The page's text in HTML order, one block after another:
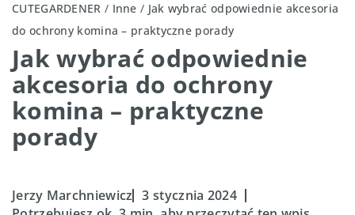
CUTEGARDENER / Inne / Jak wybrać odpowiednie akcesoria
do ochrony komina – praktyczne porady
Jak wybrać odpowiednie
akcesoria do ochrony
komina – praktyczne
porady
Jerzy Marchniewicz
3 stycznia 2024